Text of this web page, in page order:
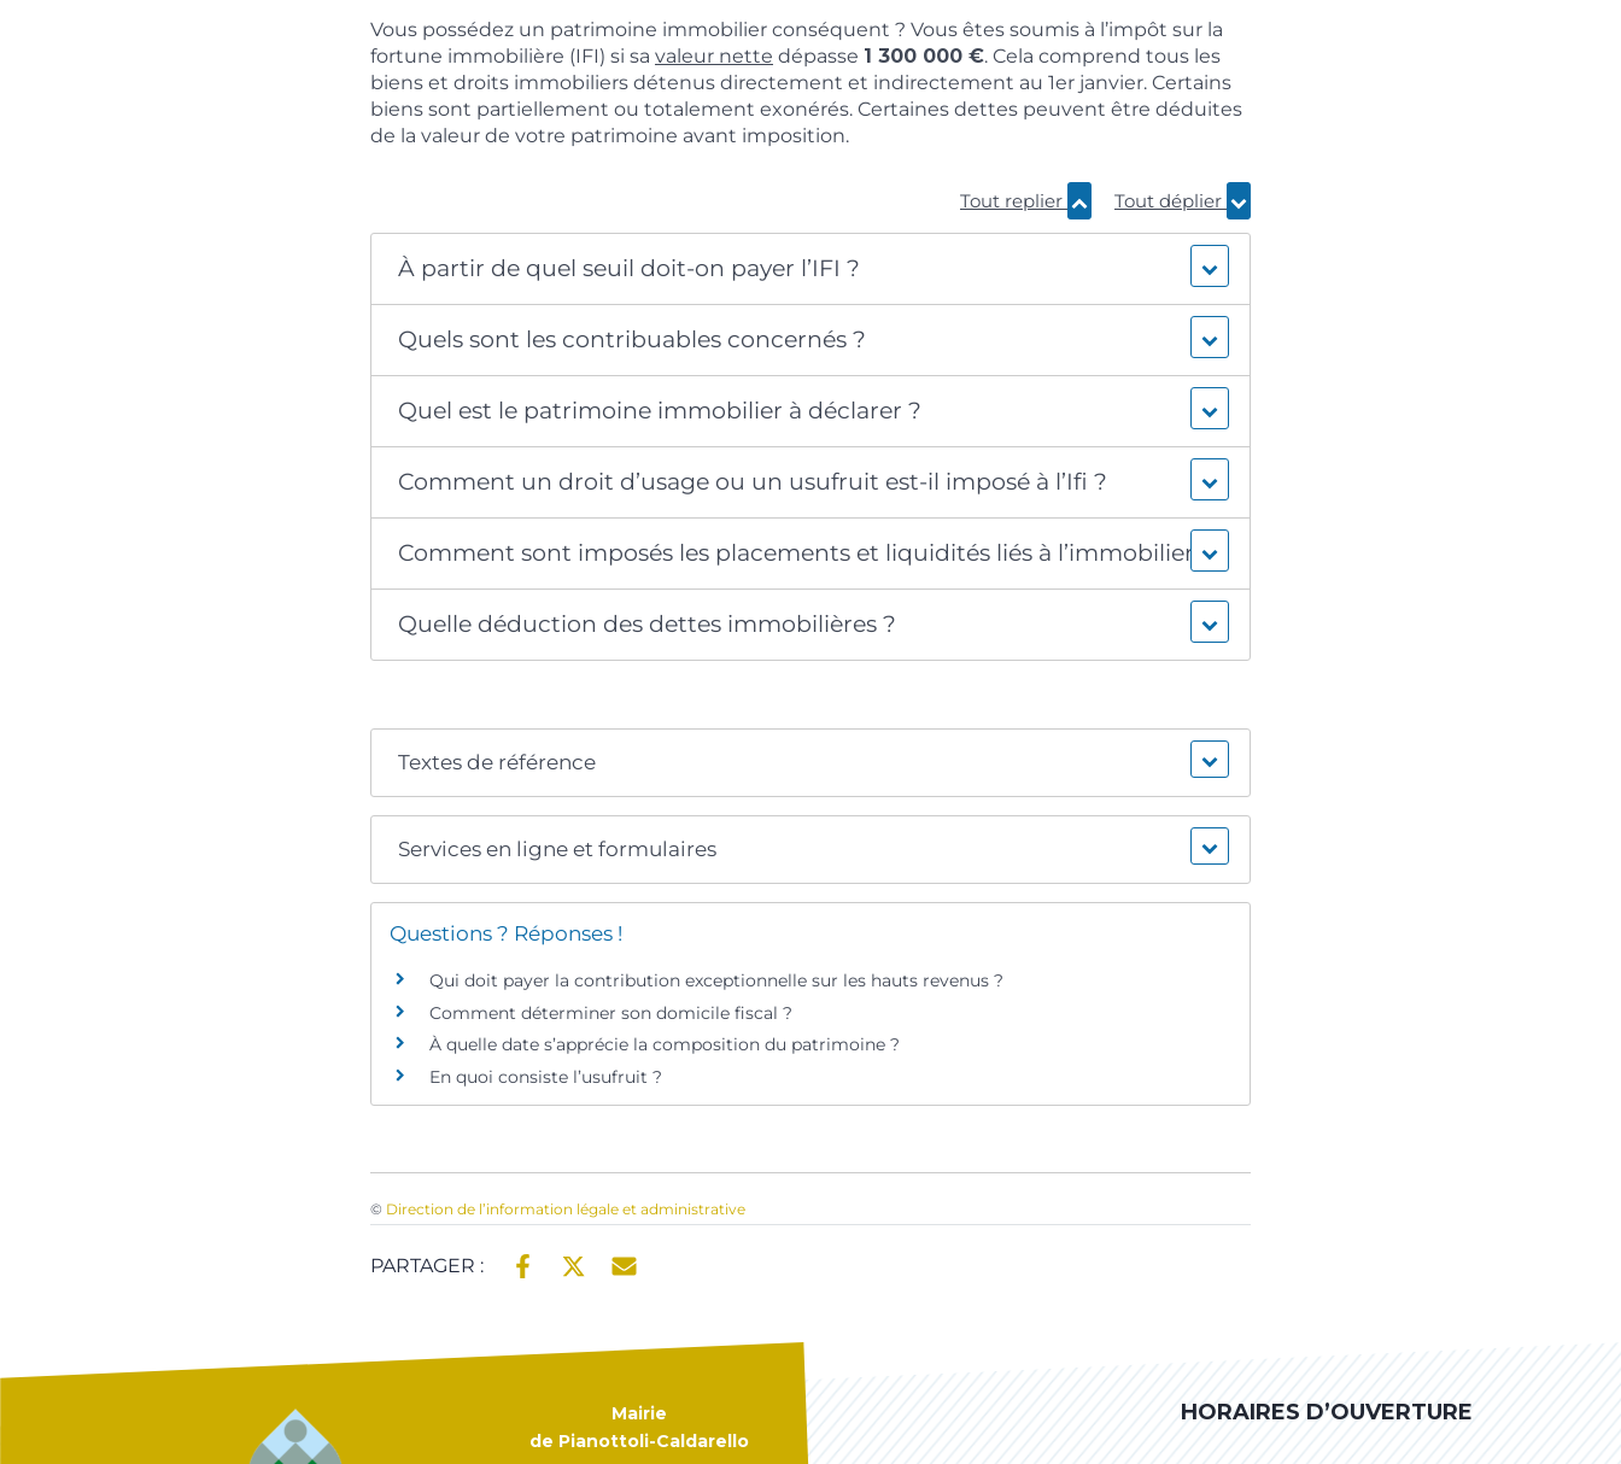
Vous possédez un patrimoine immobilier conséquent ? Vous êtes soumis à l’impôt sur la
fortune immobilière (IFI) si sa valeur nette dépasse 1 300 000 €. Cela comprend tous les
biens et droits immobiliers détenus directement et indirectement au 1er janvier. Certains
biens sont partiellement ou totalement exonérés. Certaines dettes peuvent être déduites
de la valeur de votre patrimoine avant imposition.
Tout replier Tout déplier
À partir de quel seuil doit-on payer l’IFI ?
Quels sont les contribuables concernés ?
Quel est le patrimoine immobilier à déclarer ?
Comment un droit d’usage ou un usufruit est-il imposé à l’Ifi ?
Comment sont imposés les placements et liquidités liés à l’immobilier ?
Quelle déduction des dettes immobilières ?
Textes de référence
Services en ligne et formulaires
Questions ? Réponses !
Qui doit payer la contribution exceptionnelle sur les hauts revenus ?
Comment déterminer son domicile fiscal ?
À quelle date s’apprécie la composition du patrimoine ?
En quoi consiste l’usufruit ?
© Direction de l’information légale et administrative
PARTAGER :
Mairie
de Pianottoli-Caldarello
HORAIRES D’OUVERTURE